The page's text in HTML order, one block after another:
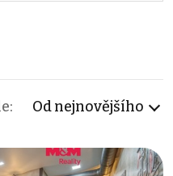
Od nejnovějšího